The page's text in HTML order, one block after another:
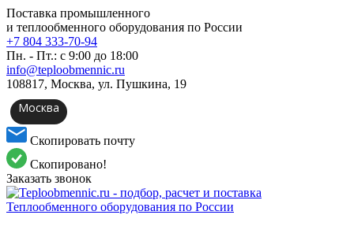
Поставка промышленного
и теплообменного оборудования по России
+7 804 333-70-94
Пн. - Пт.: с 9:00 до 18:00
info@teploobmennic.ru
108817, Москва, ул. Пушкина, 19
Москва
Скопировать почту
Скопировано!
Заказать звонок